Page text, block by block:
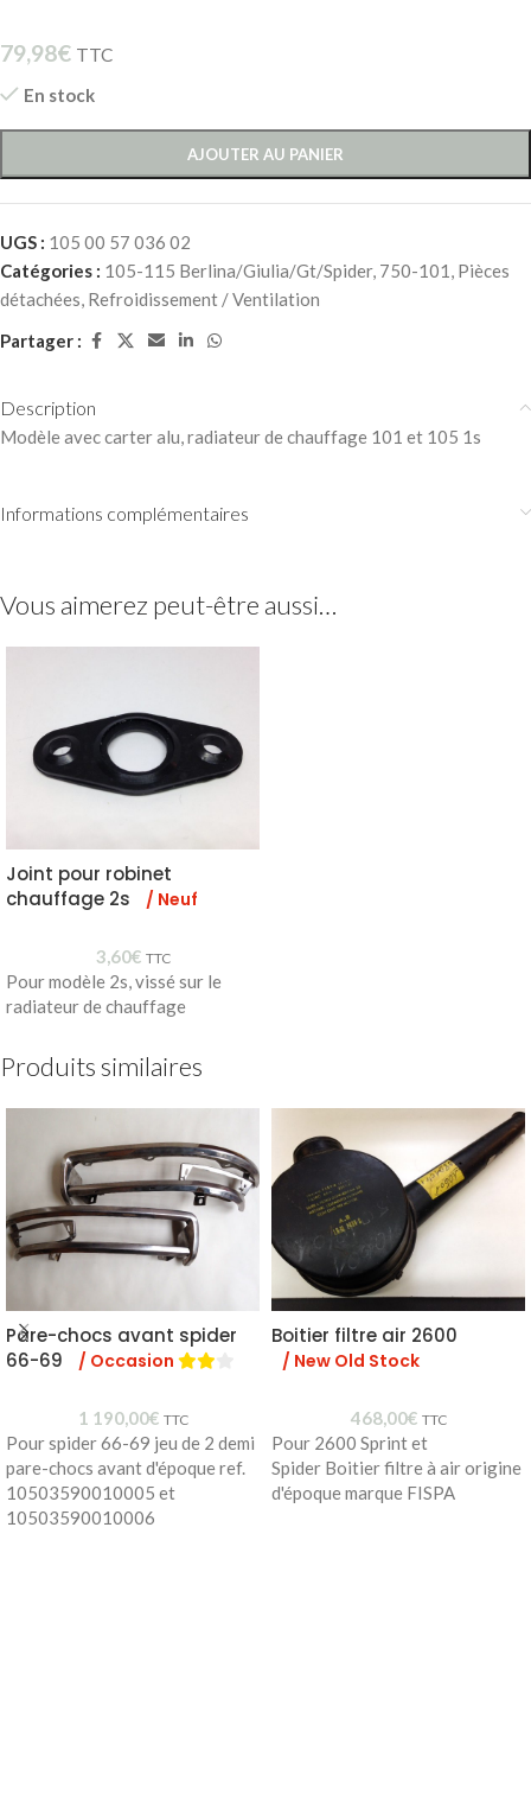
79,98€ TTC
En stock
AJOUTER AU PANIER
UGS : 105 00 57 036 02
Catégories : 105-115 Berlina/Giulia/Gt/Spider, 750-101 , Pièces
détachées, Refroidissement / Ventilation
Partager :
Description
Modèle avec carter alu, radiateur de chauffage 101 et 105 1s
Informations complémentaires
Vous aimerez peut-être aussi…
Joint pour robinet
chauffage 2s
/ Neuf
3,60€ TTC
Pour modèle 2s, vissé sur le
radiateur de chauffage
Produits similaires
Pare-chocs avant spider
66-69
/ Occasion
1 190,00€ TTC
Pour spider 66-69 jeu de 2 demi
pare-chocs avant d'époque ref.
10503590010005 et
10503590010006
Boitier filtre air 2600
/ New Old Stock
468,00€ TTC
Pour 2600 Sprint et
Spider Boitier filtre à air origine
d'époque marque FISPA